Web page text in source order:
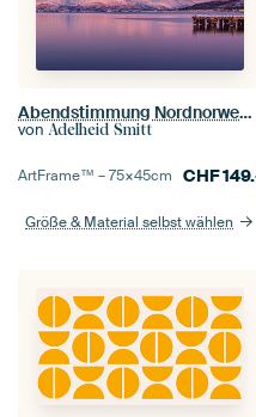
Abendstimmung Nordnorwegen
von Adelheid Smitt
ArtFrame™ –75×45cm CHF
Größe & Material selbst wählen